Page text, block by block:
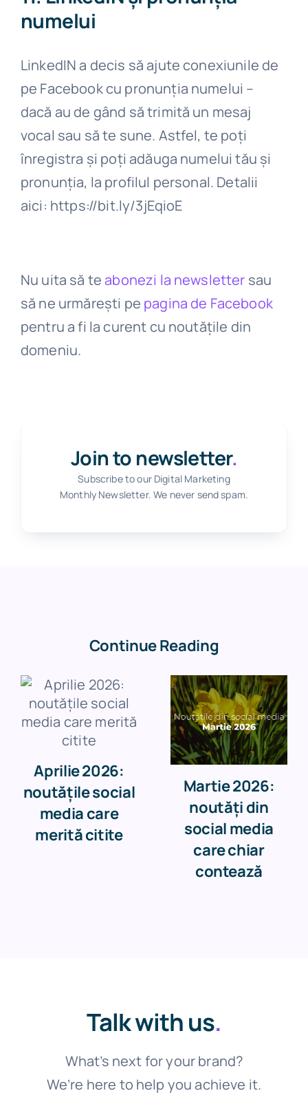
numelui
LinkedIN a decis să ajute conexiunile de
pe Facebook cu pronunția numelui –
dacă au de gând să trimită un mesaj
vocal sau să te sune. Astfel, te poți
înregistra și poți adăuga numelui tău și
pronunția, la profilul personal. Detalii
aici: https://bit.ly/3jEqioE
Nu uita să teabonezi la newsletter sau
să ne urmărești pe pagina de Facebook
pentru a fi la curent cu noutățile din
domeniu.
Join to newsletter.
Subscribe to our Digital Marketing
Monthly Newsletter. We never send spam.
Continue Reading
Aprilie 2026:
noutățile social
media care
merită citite
Martie 2026:
noutăți din
social media
care chiar
contează
Talk with us.
What’s next for your brand?
We’re here to help you achieve it.